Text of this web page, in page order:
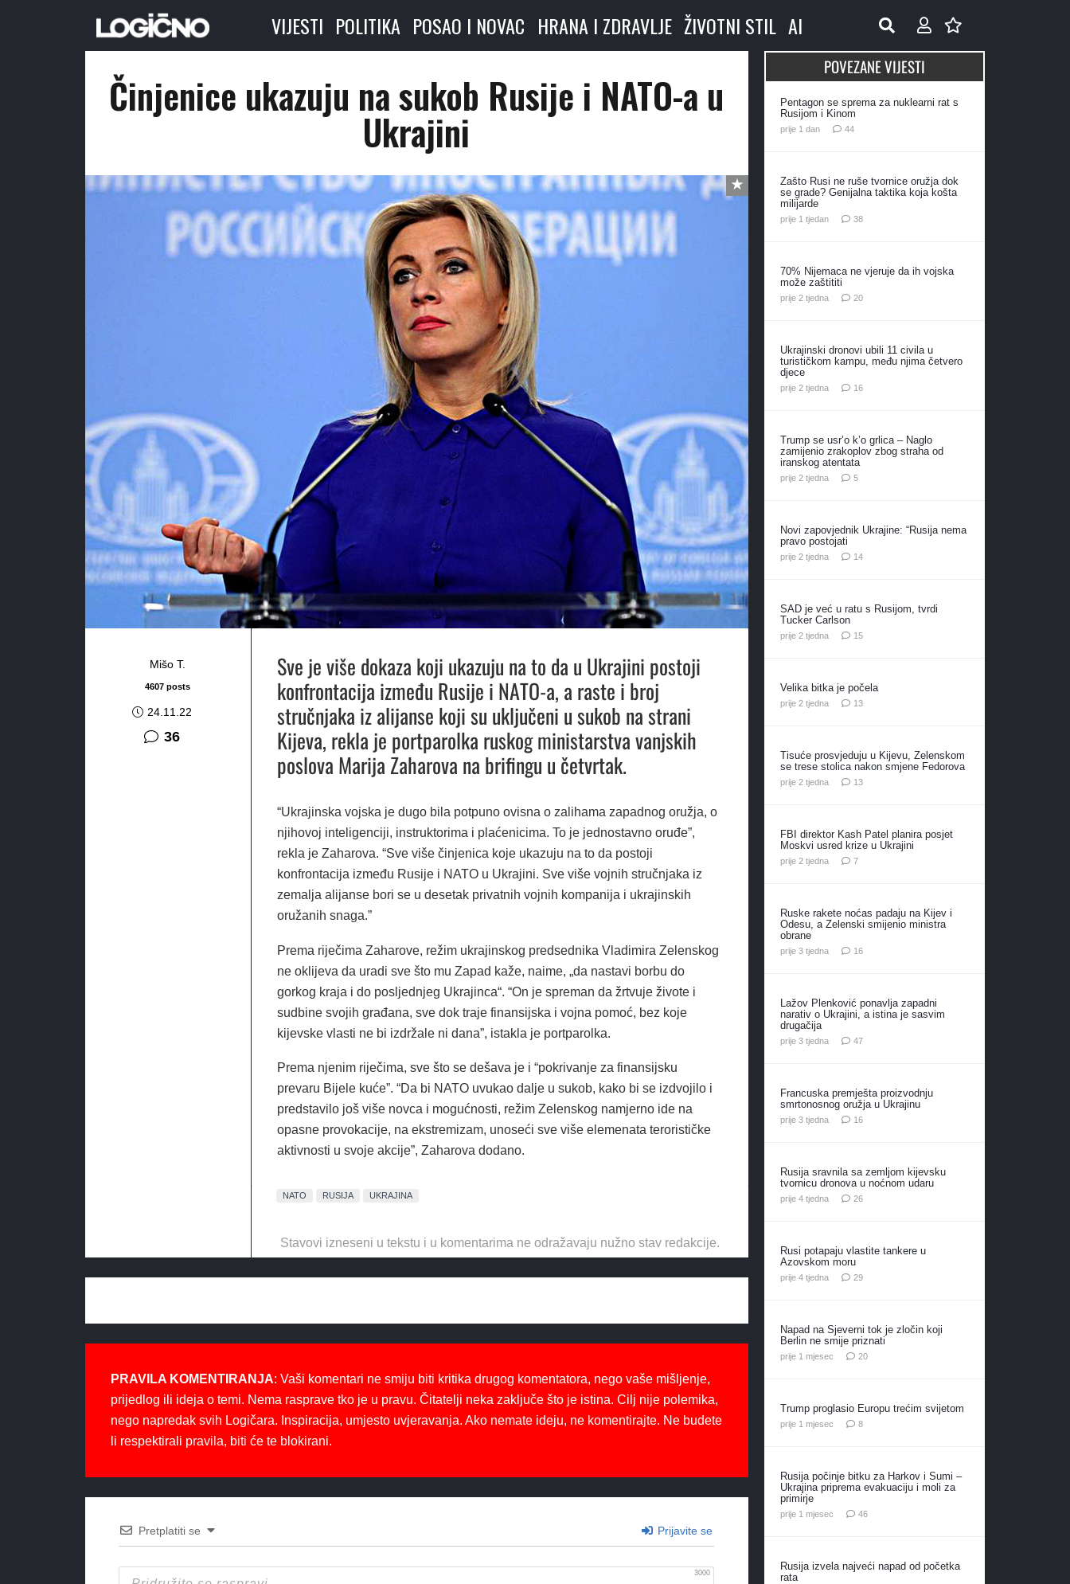
VIJESTI POLITIKA POSAO I NOVAC HRANA I ZDRAVLJE ŽIVOTNI STIL AI
Činjenice ukazuju na sukob Rusije i NATO-a u
Ukrajini
Mišo T.
4607 posts
24.11.22
36komentara
Sve je više dokaza koji ukazuju na to da u Ukrajini postoji
konfrontacija između Rusije i NATO-a, a raste i broj
stručnjaka iz alijanse koji su uključeni u sukob na strani
Kijeva, rekla je portparolka ruskog ministarstva vanjskih
poslova Marija Zaharova na brifingu u četvrtak.
“Ukrajinska vojska je dugo bila potpuno ovisna o zalihama zapadnog oružja, o
njihovoj inteligenciji, instruktorima i plaćenicima. To je jednostavno oruđe”,
rekla je Zaharova. “Sve više činjenica koje ukazuju na to da postoji
konfrontacija između Rusije i NATO u Ukrajini. Sve više vojnih stručnjaka iz
zemalja alijanse bori se u desetak privatnih vojnih kompanija i ukrajinskih
oružanih snaga.”
Prema riječima Zaharove, režim ukrajinskog predsednika Vladimira Zelenskog
ne oklijeva da uradi sve što mu Zapad kaže, naime, „da nastavi borbu do
gorkog kraja i do posljednjeg Ukrajinca“. “On je spreman da žrtvuje živote i
sudbine svojih građana, sve dok traje finansijska i vojna pomoć, bez koje
kijevske vlasti ne bi izdržale ni dana”, istakla je portparolka.
Prema njenim riječima, sve što se dešava je i “pokrivanje za finansijsku
prevaru Bijele kuće”. “Da bi NATO uvukao dalje u sukob, kako bi se izdvojilo i
predstavilo još više novca i mogućnosti, režim Zelenskog namjerno ide na
opasne provokacije, na ekstremizam, unoseći sve više elemenata terorističke
aktivnosti u svoje akcije”, Zaharova dodano.
NATO RUSIJA UKRAJINA
Stavovi izneseni u tekstu i u komentarima ne odražavaju nužno stav redakcije.
PRAVILA KOMENTIRANJA: Vaši komentari ne smiju biti kritika drugog komentatora, nego vaše mišljenje,
prijedlog ili ideja o temi. Nema rasprave tko je u pravu. Čitatelji neka zaključe što je istina. Cilj nije polemika,
nego napredak svih Logičara. Inspiracija, umjesto uvjeravanja. Ako nemate ideju, ne komentirajte. Ne budete
li respektirali pravila, biti će te blokirani.
Pretplatiti se Prijavite se
3000
POVEZANE VIJESTI
Pentagon se sprema za nuklearni rat s
Rusijom i Kinom
prije 1 dan 44komentara
Zašto Rusi ne ruše tvornice oružja dok
se grade? Genijalna taktika koja košta
milijarde
prije 1 tjedan 38komentara
70% Nijemaca ne vjeruje da ih vojska
može zaštititi
prije 2 tjedna 20komentara
Ukrajinski dronovi ubili 11 civila u
turističkom kampu, među njima četvero
djece
prije 2 tjedna 16komentara
Trump se usr’o k’o grlica – Naglo
zamijenio zrakoplov zbog straha od
iranskog atentata
prije 2 tjedna 5komentara
Novi zapovjednik Ukrajine: “Rusija nema
pravo postojati
prije 2 tjedna 14komentara
SAD je već u ratu s Rusijom, tvrdi
Tucker Carlson
prije 2 tjedna 15komentara
Velika bitka je počela
prije 2 tjedna 13komentara
Tisuće prosvjeduju u Kijevu, Zelenskom
se trese stolica nakon smjene Fedorova
prije 2 tjedna 13komentara
FBI direktor Kash Patel planira posjet
Moskvi usred krize u Ukrajini
prije 2 tjedna 7komentara
Ruske rakete noćas padaju na Kijev i
Odesu, a Zelenski smijenio ministra
obrane
prije 3 tjedna 16komentara
Lažov Plenković ponavlja zapadni
narativ o Ukrajini, a istina je sasvim
drugačija
prije 3 tjedna 47komentara
Francuska premješta proizvodnju
smrtonosnog oružja u Ukrajinu
prije 3 tjedna 16komentara
Rusija sravnila sa zemljom kijevsku
tvornicu dronova u noćnom udaru
prije 4 tjedna 26komentara
Rusi potapaju vlastite tankere u
Azovskom moru
prije 4 tjedna 29komentara
Napad na Sjeverni tok je zločin koji
Berlin ne smije priznati
prije 1 mjesec 20komentara
Trump proglasio Europu trećim svijetom
prije 1 mjesec 8komentara
Rusija počinje bitku za Harkov i Sumi –
Ukrajina priprema evakuaciju i moli za
primirje
prije 1 mjesec 46komentara
Rusija izvela najveći napad od početka
rata